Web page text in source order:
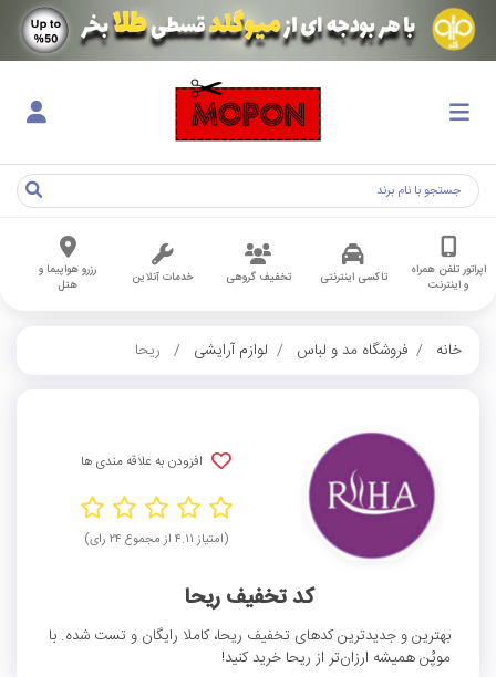
اپراتور تلفن همراه
و اینترنت
تاکسی اینترنتی تخفیف گروهی خدمات آنلاین
رزرو هواپیما و
هتل
خانه فروشگاه مد و لباس لوازم آرایشی ریحا
افزودن به علاقه مندی ها
(امتیاز ۴.۱۱ از مجموع ۲۴ رای)
کد تخفیف ریحا
بهترین و جدیدترین کدهای تخفیف ریحا، کاملا رایگان و تست شده. با
موپُن همیشه ارزان‌تر از ریحا خرید کنید!